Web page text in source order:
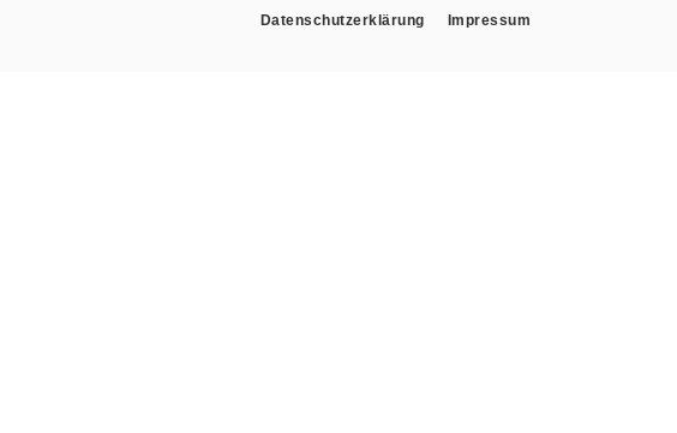
Datenschutzerklärung Impressum